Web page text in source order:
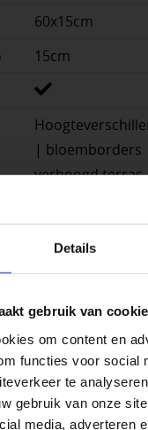
Details
gebruik van
om content en
functies voor social
te
gebruik van onze
media, adverteren
60x15cm
15cm
| bloemborders
verhoogd terras
Antraciet, Grijs
stuk
Vego Dordrecht